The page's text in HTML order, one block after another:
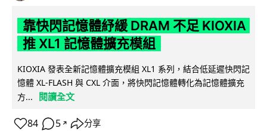
靠快閃記憶體紓緩 DRAM 不足 KIOXIA
推 XL1 記憶體擴充模組
KIOXIA 發表全新記憶體擴充模組 XL1 系列，結合低延遲快閃記
憶體 XL-FLASH 與 CXL 介面，將快閃記憶體轉化為記憶體擴充
方...
閱讀全文
84 5 ↗ 分享